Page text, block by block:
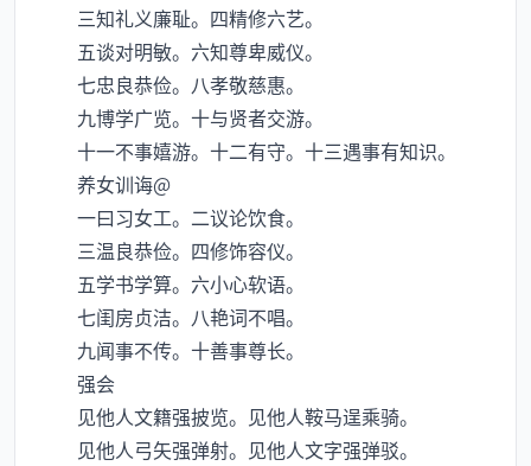
三知礼义廉耻。四精修六艺。
五谈对明敏。六知尊卑威仪。
七忠良恭俭。八孝敬慈惠。
九博学广览。十与贤者交游。
十一不事嬉游。十二有守。十三遇事有知识。
养女训诲@
一曰习女工。二议论饮食。
三温良恭俭。四修饰容仪。
五学书学算。六小心软语。
七闺房贞洁。八艳词不唱。
九闻事不传。十善事尊长。
强会
见他人文籍强披览。见他人鞍马逞乘骑。
见他人弓矢强弹射。见他人文字强弹驳。